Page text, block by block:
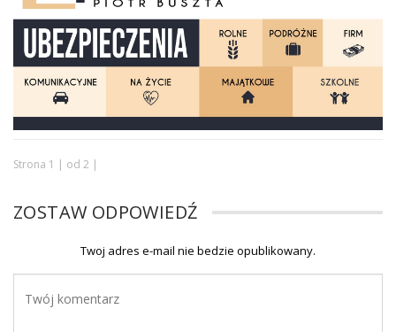
Strona 1 | od 2 |
ZOSTAW ODPOWIEDŹ
Twoj adres e-mail nie bedzie opublikowany.